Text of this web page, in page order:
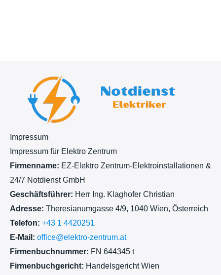
Impressum
Impressum für Elektro Zentrum
Firmenname: EZ-Elektro Zentrum-Elektroinstallationen &
24/7 Notdienst GmbH
Geschäftsführer: Herr Ing. Klaghofer Christian
Adresse: Theresianumgasse 4/9, 1040 Wien, Österreich
Telefon: +43 1 4420251
E-Mail: office@elektro-zentrum.at
Firmenbuchnummer: FN 644345 t
Firmenbuchgericht: Handelsgericht Wien